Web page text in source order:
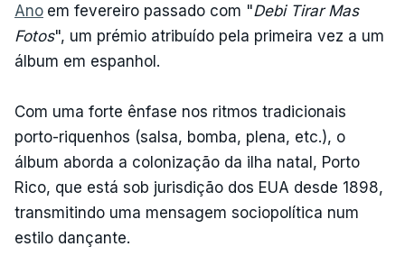
Ano em fevereiro passado com "Debi Tirar Mas
Fotos", um prémio atribuído pela primeira vez a um
álbum em espanhol.
Com uma forte ênfase nos ritmos tradicionais
porto-riquenhos (salsa, bomba, plena, etc.), o
álbum aborda a colonização da ilha natal, Porto
Rico, que está sob jurisdição dos EUA desde 1898,
transmitindo uma mensagem sociopolítica num
estilo dançante.